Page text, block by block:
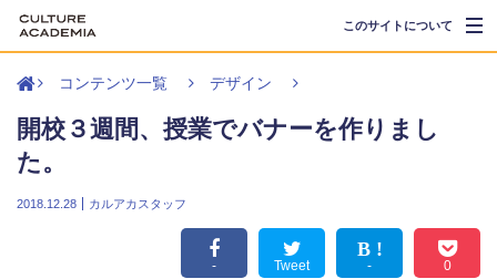
このサイトについて
イラストレーター
Webマーケティング
コンテンツ一覧 デザイン
開校３週間、授業でバナーを作りまし
た。
2018.12.28 カルアカスタッフ
- Tweet - 0